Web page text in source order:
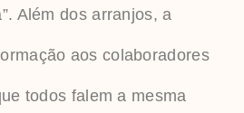
Além dos arranjos, a
aos colaboradores
todos falem a mesma